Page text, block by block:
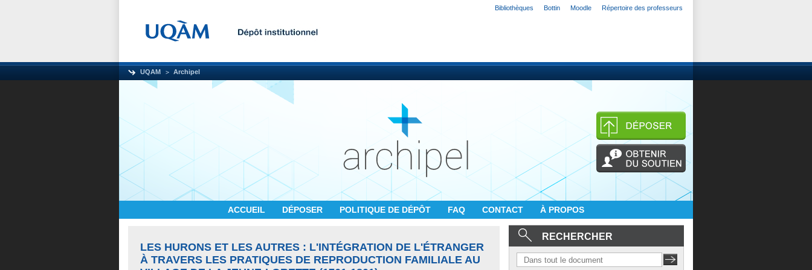
Bibliothèques Bottin Moodle Répertoire des professeurs
UQAM Archipel
ACCUEIL DÉPOSER POLITIQUE DE DÉPÔT FAQ CONTACT À PROPOS
LES HURONS ET LES AUTRES : L'INTÉGRATION DE L'ÉTRANGER
À TRAVERS LES PRATIQUES DE REPRODUCTION FAMILIALE AU
RECHERCHER